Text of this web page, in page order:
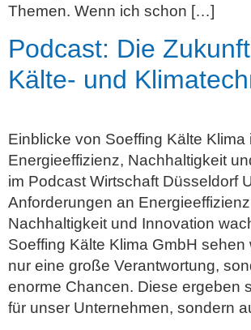
Themen. Wenn ich schon […]
Podcast: Die
Kälte‑ und
Einblicke von Soeffing Kälte Klima
Energieeffizienz, Nachhaltigkeit
im Podcast Wirtschaft Düsseldorf
Anforderungen an
Nachhaltigkeit und Innovation
Soeffing Kälte Klima GmbH sehen
nur eine große Verantwortung,
enorme Chancen. Diese ergeben
für unser Unternehmen, sondern